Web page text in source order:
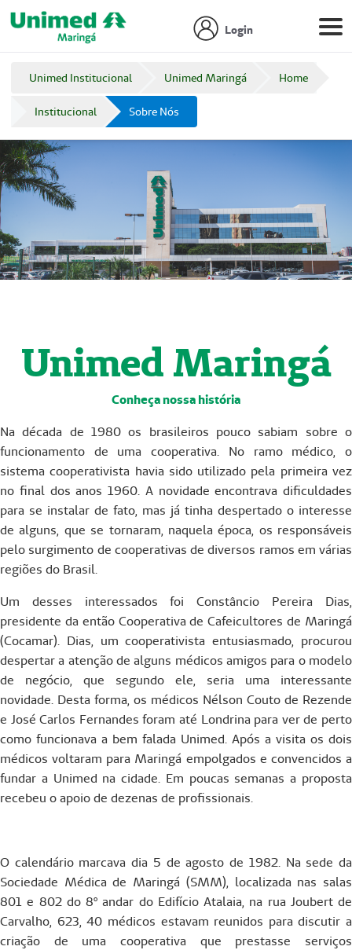
Login
Unimed Institucional Unimed Maringá Home
Institucional Sobre Nós
m
p
t
y
h
e
a
d
i
n
g
Unimed Maringá
Conheça nossa história
Na década de 1980 os brasileiros pouco sabiam sobre o
funcionamento de uma cooperativa. No ramo médico, o
sistema cooperativista havia sido utilizado pela primeira vez
no final dos anos 1960. A novidade encontrava dificuldades
para se instalar de fato, mas já tinha despertado o interesse
de alguns, que se tornaram, naquela época, os responsáveis
pelo surgimento de cooperativas de diversos ramos em várias
regiões do Brasil.
Um desses interessados foi Constâncio Pereira Dias,
presidente da então Cooperativa de Cafeicultores de Maringá
(Cocamar). Dias, um cooperativista entusiasmado, procurou
despertar a atenção de alguns médicos amigos para o modelo
de negócio, que segundo ele, seria uma interessante
novidade. Desta forma, os médicos Nélson Couto de Rezende
e José Carlos Fernandes foram até Londrina para ver de perto
como funcionava a bem falada Unimed. Após a visita os dois
médicos voltaram para Maringá empolgados e convencidos a
fundar a Unimed na cidade. Em poucas semanas a proposta
recebeu o apoio de dezenas de profissionais.
O calendário marcava dia 5 de agosto de 1982. Na sede da
Sociedade Médica de Maringá (SMM), localizada nas salas
801 e 802 do 8º andar do Edifício Atalaia, na rua Joubert de
Carvalho, 623, 40 médicos estavam reunidos para discutir a
criação de uma cooperativa que prestasse serviços